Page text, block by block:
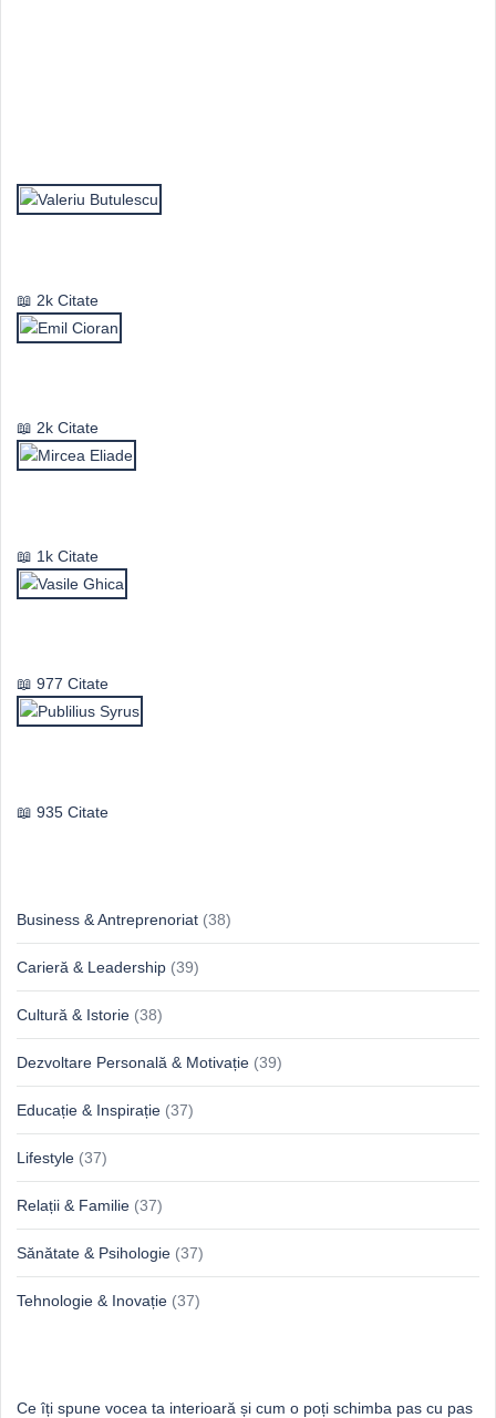
2k Citate
2k Citate
1k Citate
977 Citate
935 Citate
Business & Antreprenoriat (38)
Carieră & Leadership (39)
Cultură & Istorie (38)
Dezvoltare Personală & Motivație (39)
Educație & Inspirație (37)
Lifestyle (37)
Relații & Familie (37)
Sănătate & Psihologie (37)
Tehnologie & Inovație (37)
Ce îți spune vocea ta interioară și cum o poți schimba pas cu pas